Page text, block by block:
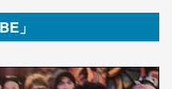
」